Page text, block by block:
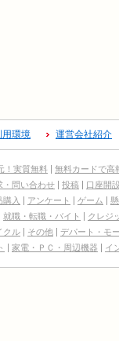
用環境 運営会社紹介
！実質無料
無料カードで高
・問い合わせ 投稿
口座開
購入 アンケート ゲーム
就職・転職・バイト
クレジ
クル その他
デパート・モ
家電・ＰＣ・周辺機器 イ